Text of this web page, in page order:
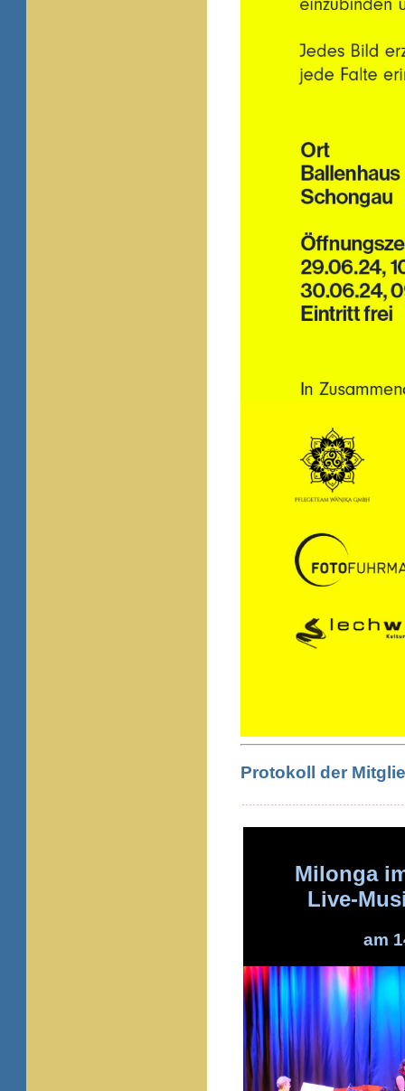
Protokoll der
Milonga
Live-
am